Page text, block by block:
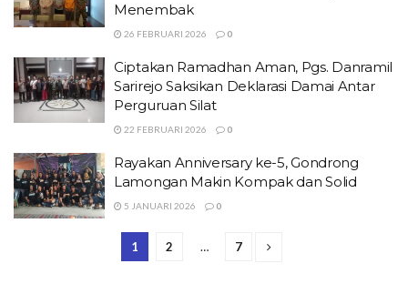
Menembak
26 FEBRUARI 2026 0
Ciptakan Ramadhan Aman, Pgs. Danramil
Sarirejo Saksikan Deklarasi Damai Antar
Perguruan Silat
22 FEBRUARI 2026 0
Rayakan Anniversary ke-5, Gondrong
Lamongan Makin Kompak dan Solid
5 JANUARI 2026 0
1 2 … 7